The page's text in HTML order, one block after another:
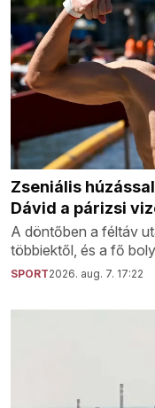
Zseniális
Dávid a párizsi
A döntőben a féltáv
többiektől, és a fő
SPORT2026. aug. 7. 17:22